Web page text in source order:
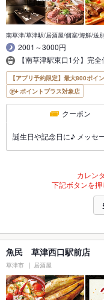
南草津/草津駅/居酒屋/個室/海鮮/送
2001～3000円
【南草津駅東口1分】完
【アプリ予約限定】最大800ポイ
ポイントプラス対象店
クーポン
誕生日や記念日に♪ メッセ
カレン
下記ボタンを押
魚民 草津西口駅前店
草津市 居酒屋